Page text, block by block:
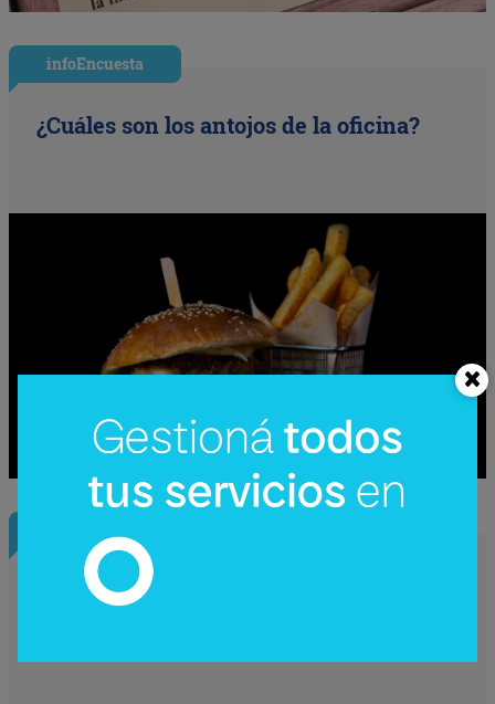
infoEncuesta
¿Cuáles son los antojos de la oficina?
SIP Connect 2026 (parte III): ¿cómo nace